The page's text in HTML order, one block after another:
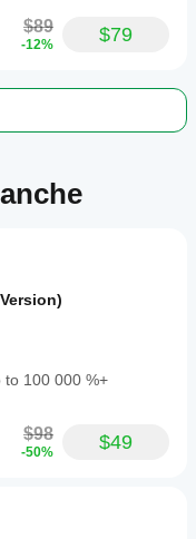
$89
-12% $79
to 100 000 %+
$98
-50% $49